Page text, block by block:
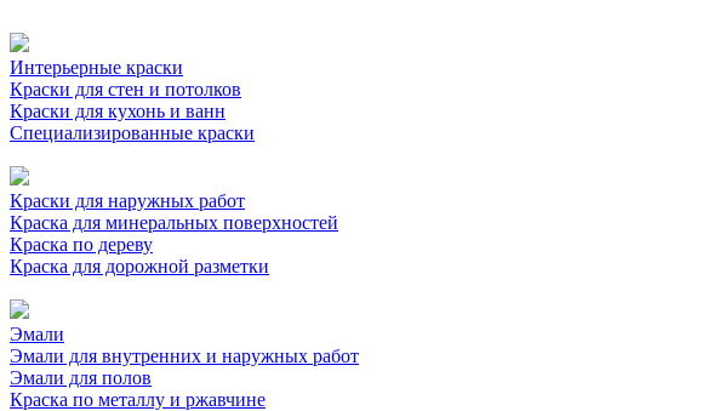
Интерьерные краски
Краски для стен и потолков
Краски для кухонь и ванн
Специализированные краски
Краски для наружных работ
Краска для минеральных поверхностей
Краска по дереву
Краска для дорожной разметки
Эмали
Эмали для внутренних и наружных работ
Эмали для полов
Краска по металлу и ржавчине